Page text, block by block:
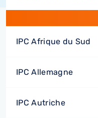
IPC Afrique du Sud
IPC Allemagne
IPC Autriche